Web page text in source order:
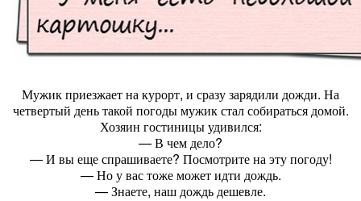
Мужик приезжает на курорт, и сразу зарядили дожди. На
четвертый день такой погоды мужик стал собираться домой.
Хозяин гостиницы удивился:
— В чем дело?
— И вы еще спрашиваете? Посмотрите на эту погоду!
— Но у вас тоже может идти дождь.
— Знаете, наш дождь дешевле.